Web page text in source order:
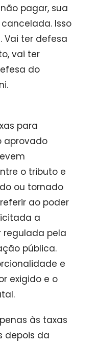
pagar, sua
Isso
Vai ter defesa
vai ter
do
para
aprovado
o tributo e
ou tornado
ao poder
a
regulada pela
pública.
e
exigido e o
às taxas
depois da